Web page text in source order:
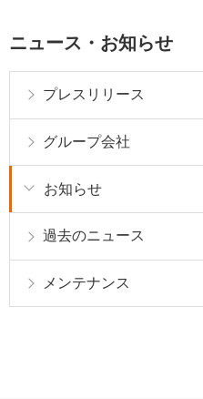
ニュース・お知らせ
プレスリリース
グループ会社
お知らせ
過去のニュース
メンテナンス